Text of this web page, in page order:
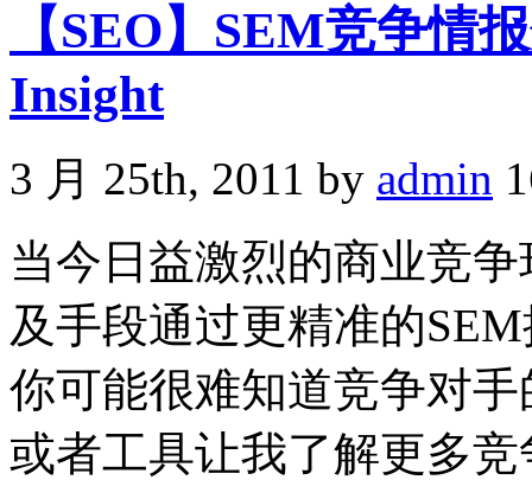
【SEO】SEM竞争情
Insight
3 月 25th, 2011 by admin
当今日益激烈的商业竞
及手段通过更精准的
你可能很难知道竞争对
或者工具让我了解更多